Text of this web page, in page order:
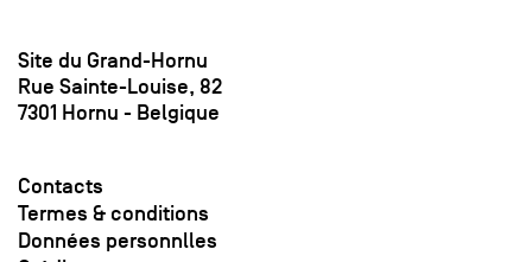
Site du Grand-Hornu
Rue Sainte-Louise, 82
7301 Hornu - Belgique
Contacts
Termes & conditions
Données personnlles